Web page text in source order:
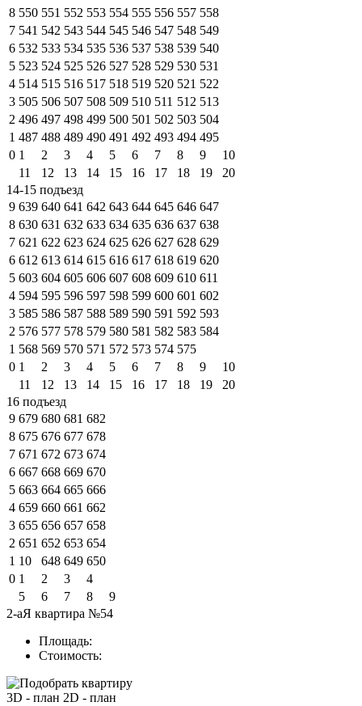
8 550 551 552 553 554 555 556 557 558
7 541 542 543 544 545 546 547 548 549
6 532 533 534 535 536 537 538 539 540
5 523 524 525 526 527 528 529 530 531
4 514 515 516 517 518 519 520 521 522
3 505 506 507 508 509 510 511 512 513
2 496 497 498 499 500 501 502 503 504
1 487 488 489 490 491 492 493 494 495
0 1 2 3 4 5 6 7 8 9
10
11
12 13 14 15 16 17 18 19
20
14-15 подъезд
9 639 640 641 642 643 644 645 646 647
8 630 631 632 633 634 635 636 637 638
7 621 622 623 624 625 626 627 628 629
6 612 613 614 615 616 617 618 619 620
5 603 604 605 606 607 608 609 610 611
4 594 595 596 597 598 599 600 601 602
3 585 586 587 588 589 590 591 592 593
2 576 577 578 579 580 581 582 583 584
1 568 569 570 571 572 573 574 575
0 1 2 3 4 5 6 7 8 9
10
11
12 13 14 15 16 17 18 19
20
16 подъезд
9 679 680 681 682
8 675 676 677 678
7 671 672 673 674
6 667 668 669 670
5 663 664 665 666
4 659 660 661 662
3 655 656 657 658
2 651 652 653 654
1 10 648 649 650
0 1 2 3
4
5
6 7 8
9
2-аЯ квартира №54
Площадь:
Стоимость:
3D - план 2D - план